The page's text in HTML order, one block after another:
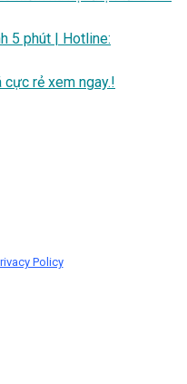
5 phút | Hotline:
cực rẻ xem ngay.!
Policy